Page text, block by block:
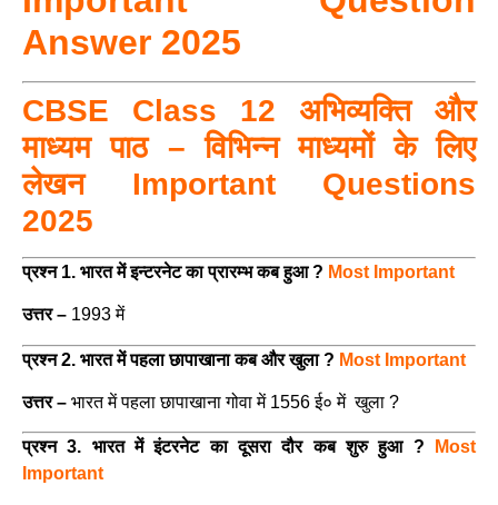
Answer 2025
CBSE Class 12 अभिव्यक्ति और
माध्यम पाठ – विभिन्न माध्यमों के लिए
लेखन Important Questions
2025
प्रश्न 1. भारत में इन्टरनेट का प्रारम्भ कब हुआ ? Most Important
उत्तर – 1993 में
प्रश्न 2. भारत में पहला छापाखाना कब और खुला ? Most Important
उत्तर – भारत में पहला छापाखाना गोवा में 1556 ई० में खुला ?
प्रश्न 3. भारत में इंटरनेट का दूसरा दौर कब शुरु हुआ ?
Most
Important